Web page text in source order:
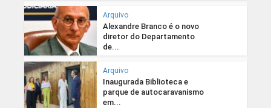
Arquivo
Alexandre Branco é o novo
diretor do Departamento
de...
Arquivo
Inaugurada Biblioteca e
parque de autocaravanismo
em...